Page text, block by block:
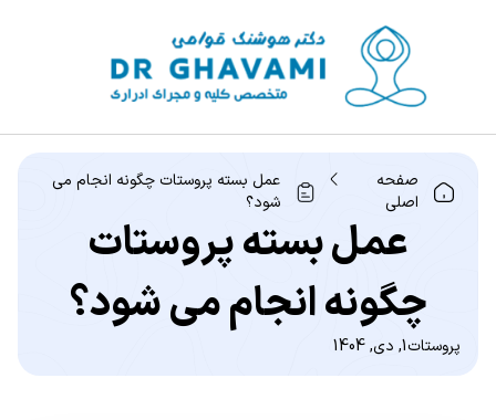
صفحه
اصلی
عمل بسته پروستات چگونه انجام می
شود؟
عمل بسته پروستات
چگونه انجام می شود؟
پروستات1, دی, 1404